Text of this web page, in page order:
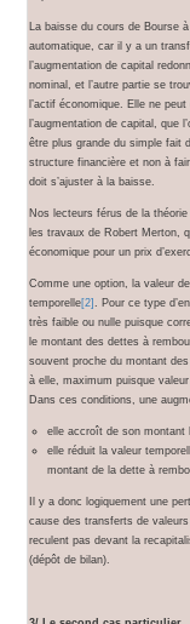
La baisse du cours de Bourse
automatique, car il y a un
l’augmentation de capital
nominal, et l’autre partie se
l’actif économique. Elle ne
l’augmentation de capital, que
être plus grande du simple fait
structure financière et non à
doit s’ajuster à la baisse.
Nos lecteurs férus de la
les travaux de Robert Merton,
économique pour un prix
Comme une option, la valeur
temporelle[2] . Pour ce type
très faible ou nulle puisque
le montant des dettes à
souvent proche du montant
à elle, maximum puisque
Dans ces conditions, une
elle accroît de son montant
elle réduit la valeur
montant de la dette à
Il y a donc logiquement une
cause des transferts de
reculent pas devant la
(dépôt de bilan).